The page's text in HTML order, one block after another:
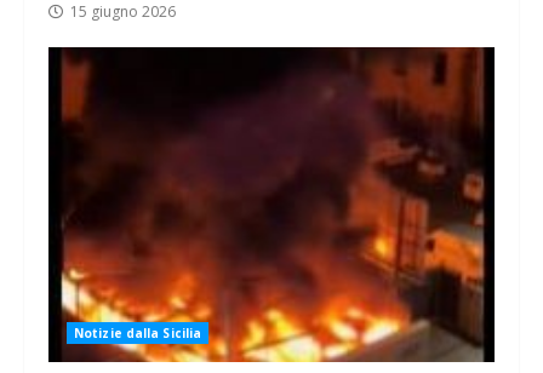
15 giugno 2026
Notizie dalla Sicilia